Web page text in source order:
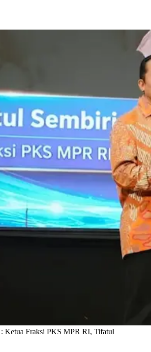
: Ketua Fraksi PKS MPR RI, Tifatul